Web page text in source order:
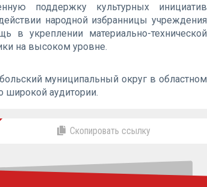
поддержку культурных инициатив
народной избранницы учреждения
в укреплении материально-технической
на высоком уровне.
муниципальный округ в областном
широкой аудитории.
Скопировать ссылку